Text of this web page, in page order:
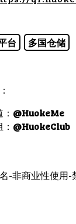
台 多国仓储
@HuokeMe
@HuokeClub
-非商业性使用-